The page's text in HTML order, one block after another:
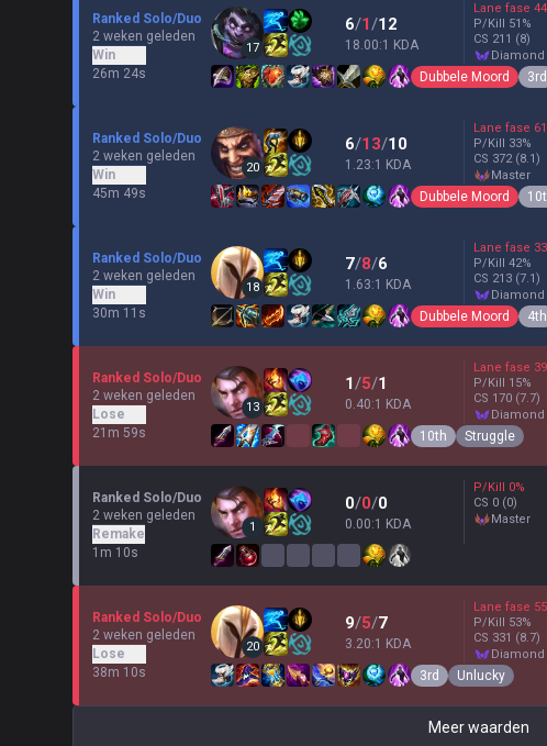
Ranked Solo/Duo
2 weken geleden
Win
26m 24s
17
6/1/12
18.00:1 KDA
Lane fase 44
P/Kill 51 %
CS 211 (8)
diamond
Dubbele Moord 3rd
Ranked Solo/Duo
2 weken geleden
Win
45m 49s
20
6/13/10
1.23:1 KDA
Lane fase 61
P/Kill 33%
CS 372 (8.1)
master
Dubbele Moord
Ranked Solo/Duo
2 weken geleden
Win
30m 11s
18
7/8/6
1.63:1 KDA
Lane fase 33
P/Kill 42%
CS 213 (7.1)
diamond
Dubbele Moord 4th
Ranked Solo/Duo
2 weken geleden
Lose
21m 59s
13
1/5/1
0.40:1 KDA
Lane fase 39
P/Kill 15%
CS 170 (7.7)
diamond
10th Struggle
Ranked Solo/Duo
2 weken geleden
Remake
1m 10s
1
0/0/0
0.00:1 KDA
P/Kill 0%
CS 0 (0)
master
Ranked Solo/Duo
2 weken geleden
Lose
38m 10s
20
9/5/7
3.20:1 KDA
Lane fase 55
P/Kill 53%
CS 331 (8.7)
diamond
3rd Unlucky
Meer waarden